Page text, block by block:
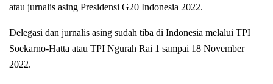
atau jurnalis asing Presidensi G20 Indonesia 2022.
Delegasi dan jurnalis asing sudah tiba di Indonesia melalui TPI
Soekarno-Hatta atau TPI Ngurah Rai 1 sampai 18 November
2022.